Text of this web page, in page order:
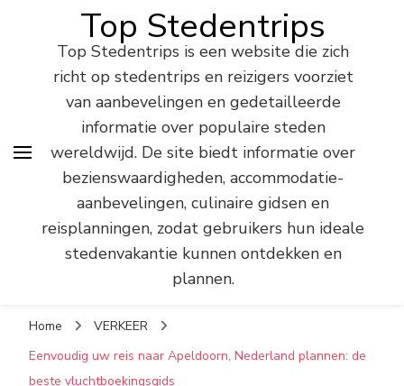
Top Stedentrips
Top Stedentrips is een website die zich
richt op stedentrips en reizigers voorziet
van aanbevelingen en gedetailleerde
informatie over populaire steden
wereldwijd. De site biedt informatie over
bezienswaardigheden, accommodatie-
aanbevelingen, culinaire gidsen en
reisplanningen, zodat gebruikers hun ideale
stedenvakantie kunnen ontdekken en
plannen.
Home
VERKEER
Eenvoudig uw reis naar Apeldoorn, Nederland plannen: de
beste vluchtboekingsgids